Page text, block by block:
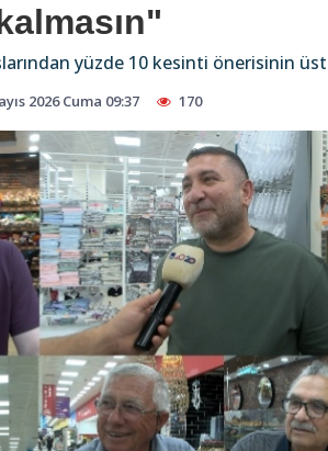
yüzde 10 kesinti önerisinin üst
2026 Cuma 09:37 170